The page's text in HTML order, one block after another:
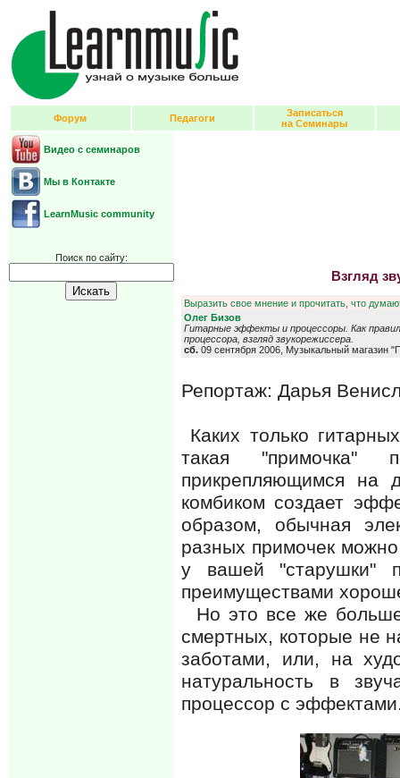
Форум Педагоги
Записаться
на Семинары
Видео с семинаров
Мы в Контакте
LearnMusic community
Поиск по сайту:
Взгляд
Выразить свое мнение и прочитать, что
Олег Бизов
Гитарные эффекты и процессоры. Как
процессора, взгляд звукорежиссера.
сб.09 сентября 2006, Музыкальный магазин
Репортаж: Дарья
Каких только
такая "примочка"
прикрепляющимся на
комбиком создает
образом, обычная
разных примочек
у вашей "старушки"
преимуществами
Но это все же больше
смертных, которые не
заботами, или, на
натуральность в
процессор с